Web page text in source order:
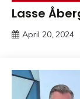
Lasse
April 20, 2024